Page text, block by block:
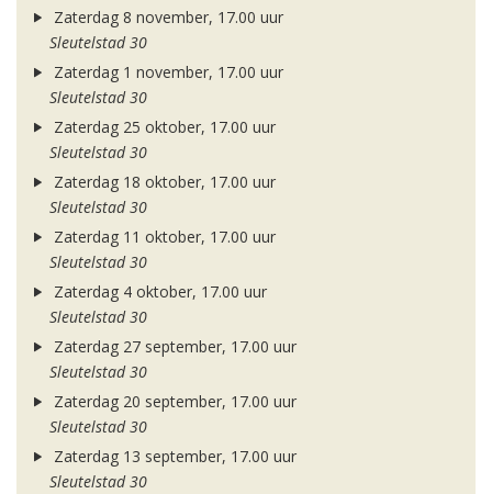
Zaterdag 8 november, 17.00 uur
Sleutelstad 30
Zaterdag 1 november, 17.00 uur
Sleutelstad 30
Zaterdag 25 oktober, 17.00 uur
Sleutelstad 30
Zaterdag 18 oktober, 17.00 uur
Sleutelstad 30
Zaterdag 11 oktober, 17.00 uur
Sleutelstad 30
Zaterdag 4 oktober, 17.00 uur
Sleutelstad 30
Zaterdag 27 september, 17.00 uur
Sleutelstad 30
Zaterdag 20 september, 17.00 uur
Sleutelstad 30
Zaterdag 13 september, 17.00 uur
Sleutelstad 30